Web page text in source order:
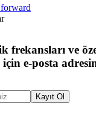
frekansları ve
e-posta
Kayıt Ol